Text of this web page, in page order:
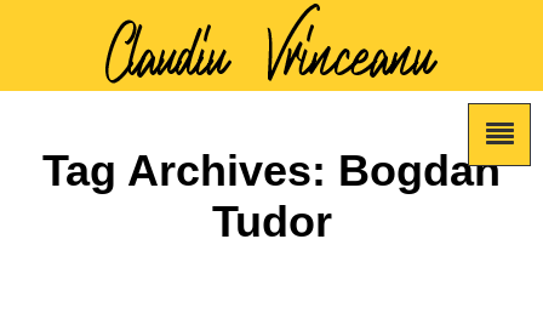
Tag Archives: Bogdan
Tudor